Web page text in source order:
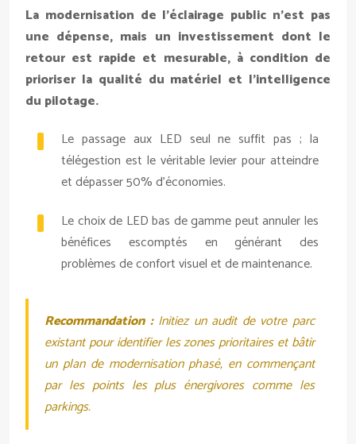
La modernisation de l’éclairage public n’est pas
une dépense, mais un investissement dont le
retour est rapide et mesurable, à condition de
prioriser la qualité du matériel et l’intelligence
du pilotage.
Le passage aux LED seul ne suffit pas ; la
télégestion est le véritable levier pour atteindre
et dépasser 50% d’économies.
Le choix de LED bas de gamme peut annuler les
bénéfices escomptés en générant des
problèmes de confort visuel et de maintenance.
Recommandation :Initiez un audit de votre parc
existant pour identifier les zones prioritaires et bâtir
un plan de modernisation phasé, en commençant
par les points les plus énergivores comme les
parkings.